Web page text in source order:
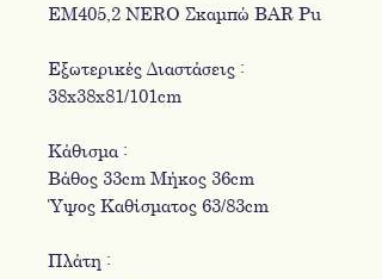
ΕΜ405,2 NERO Σκαμπώ BAR Pu
Εξωτερικές Διαστάσεις :
38x38x81/101cm
Κάθισμα :
Βάθος 33cm Μήκος 36cm
Ύψος Καθίσματος 63/83cm
Πλάτη :